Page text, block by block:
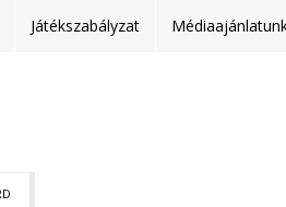
Játékszabályzat